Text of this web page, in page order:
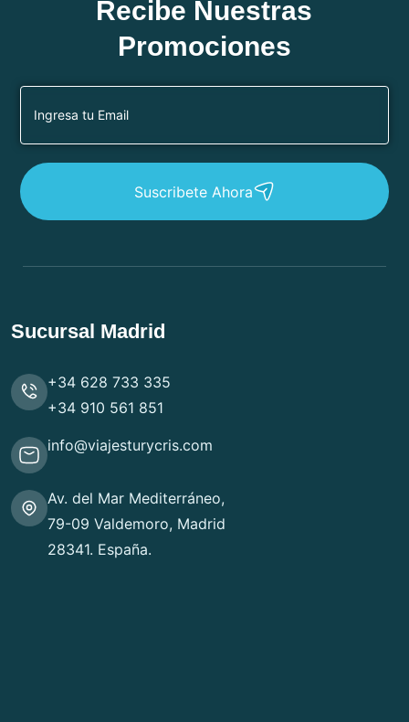
Recibe Nuestras
Promociones
Suscribete Ahora
Sucursal Madrid
+34 628 733 335
+34 910 561 851
info@viajesturycris.com
Av. del Mar Mediterráneo,
79-09 Valdemoro, Madrid
28341. España.